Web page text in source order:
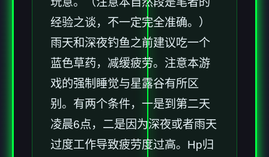
经验之谈，不一定完全准确。）
雨天和深夜钓鱼之前建议吃一个
蓝色草药，减缓疲劳。注意本游
戏的强制睡觉与星露谷有所区
别。有两个条件，一是到第二天
凌晨6点，二是因为深夜或者雨天
过度工作导致疲劳度过高。Hp归